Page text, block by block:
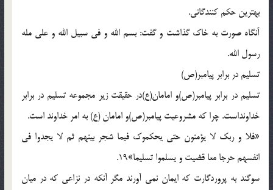
بهترين حکم کنندگاني.
آنگاه صورت به خاک گذاشت و گفت: بسم الله و في سبيل الله و علي مله
رسول الله.
تسليم در برابر پيامبر(ص)
تسليم در برابر پيامبر(ص)و امامان(ع)در حقيقت زير مجموعه تسليم در برابر
خداونداست. چرا که مشروعيت پيامبر(ص)و امامان (ع) به امر خداوند است.
«فلا و ربک لا يؤمنون حتي يحکموک فيما شجر بينهم ثم لا يجدوا في
انفسهم حرجا معا قضيت و يسلموا تسليما»19.
سوگند به پروردگارت که ايمان نمي آورند مگر آنکه در نزاعي که در ميان